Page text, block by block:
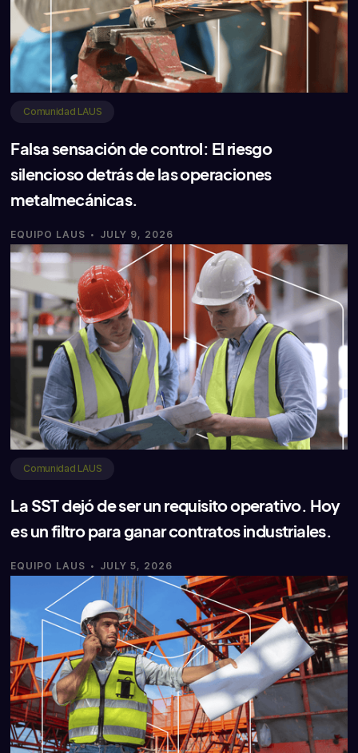
Comunidad LAUS
Falsa sensación de control: El riesgo
silencioso detrás de las operaciones
metalmecánicas.
EQUIPO LAUS · JULY 9, 2026
Comunidad LAUS
La SST dejó de ser un requisito operativo. Hoy
es un filtro para ganar contratos industriales.
EQUIPO LAUS · JULY 5, 2026